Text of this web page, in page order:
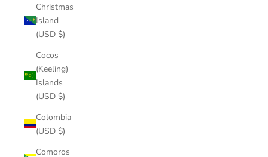
Christmas
Island
(USD $)
Cocos
(Keeling)
Islands
(USD $)
Colombia
(USD $)
Comoros